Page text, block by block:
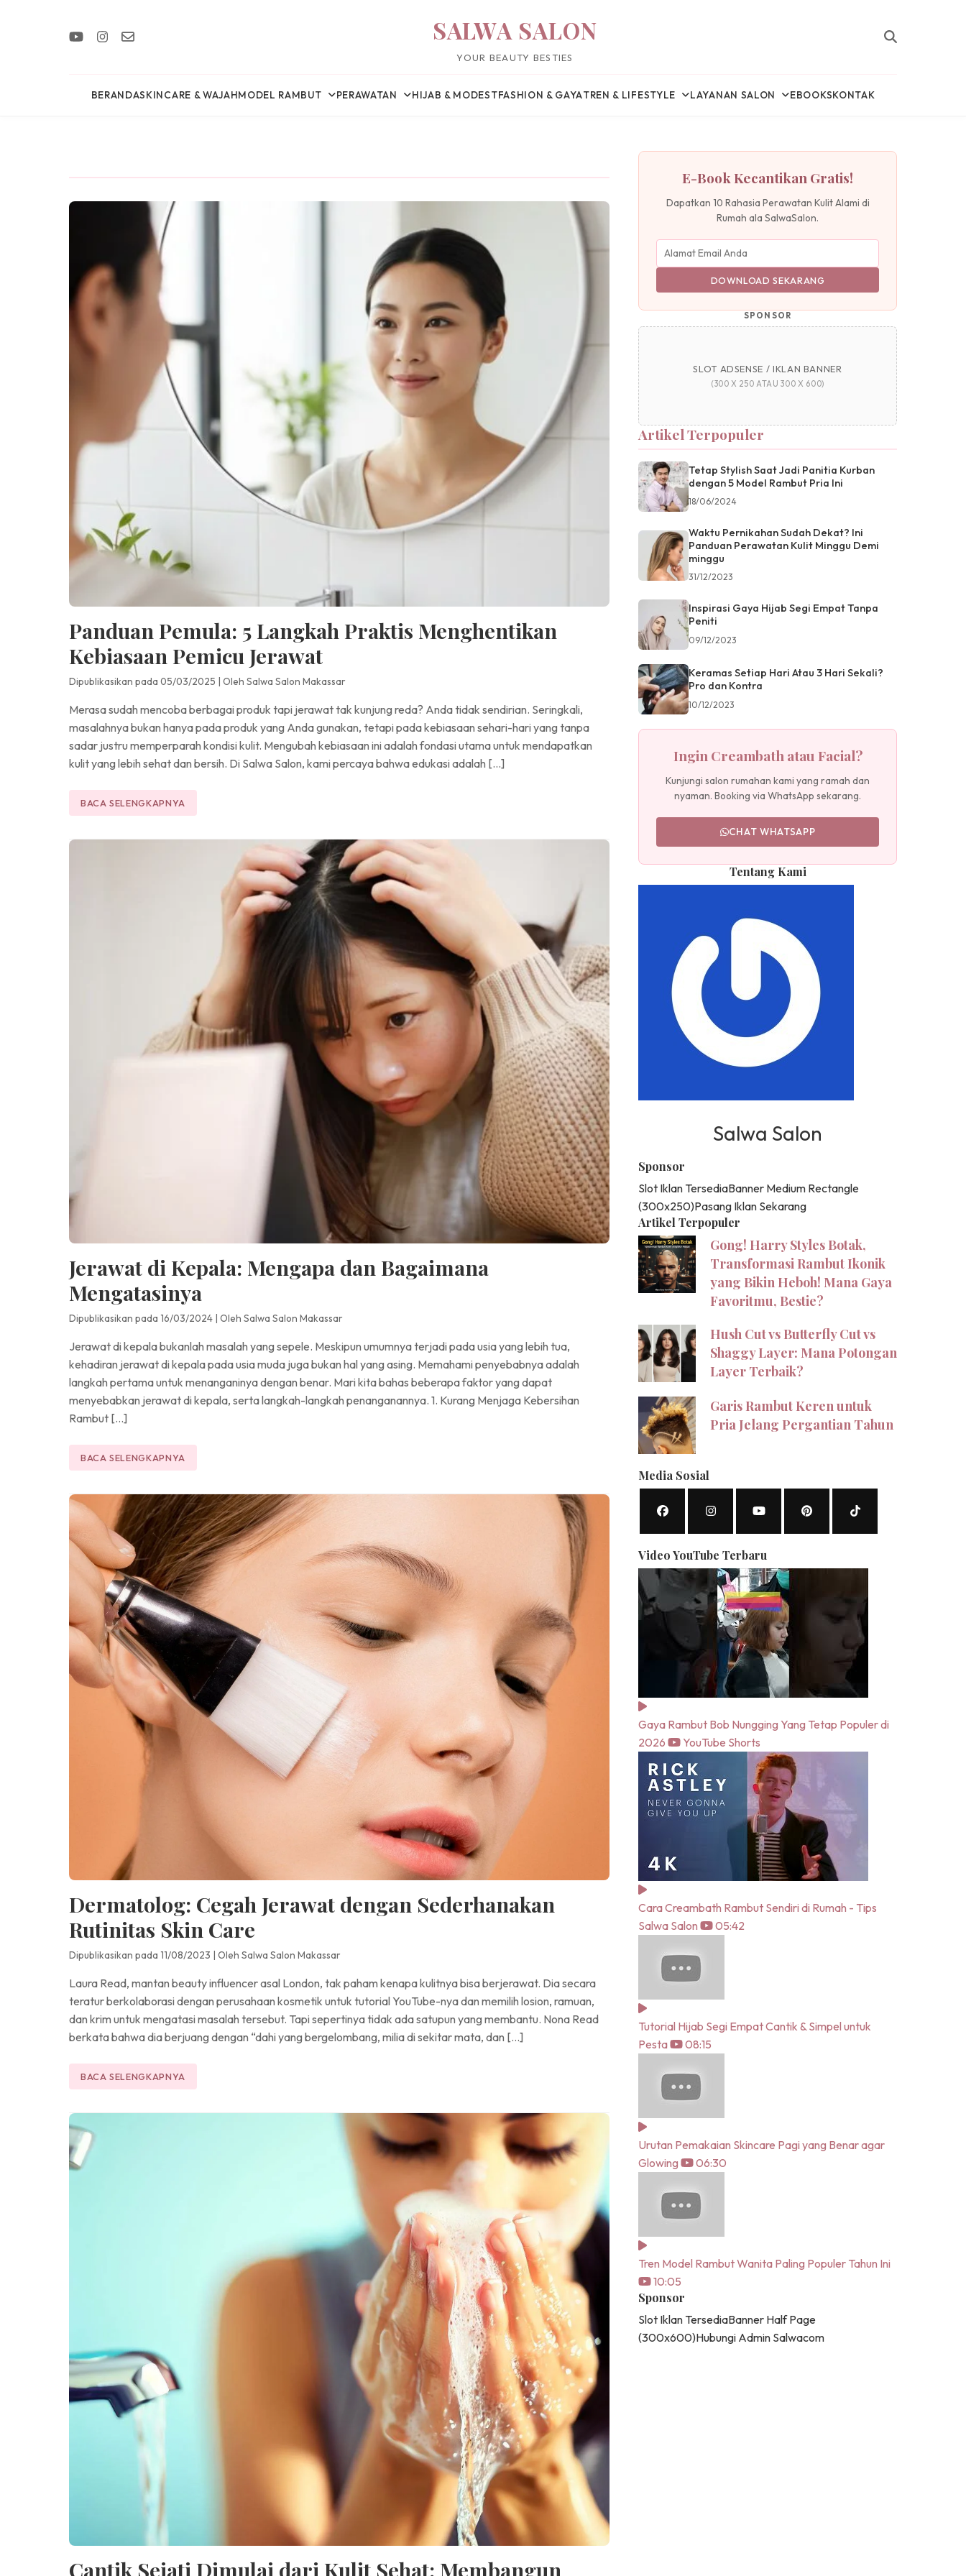
SALWA SALON
YOUR BEAUTY BESTIES
BERANDASKINCARE & WAJAHMODEL RAMBUT PERAWATAN HIJAB & MODESTFASHION & GAYATREN & LIFESTYLE LAYANAN SALON EBOOKSKONTAK
Panduan Pemula: 5 Langkah Praktis Menghentikan
Kebiasaan Pemicu Jerawat
Dipublikasikan pada 05/03/2025 | Oleh Salwa Salon Makassar
Merasa sudah mencoba berbagai produk tapi jerawat tak kunjung reda? Anda tidak sendirian. Seringkali,
masalahnya bukan hanya pada produk yang Anda gunakan, tetapi pada kebiasaan sehari-hari yang tanpa
sadar justru memperparah kondisi kulit. Mengubah kebiasaan ini adalah fondasi utama untuk mendapatkan
kulit yang lebih sehat dan bersih. Di Salwa Salon, kami percaya bahwa edukasi adalah […]
BACA SELENGKAPNYA
Jerawat di Kepala: Mengapa dan Bagaimana
Mengatasinya
Dipublikasikan pada 16/03/2024 Oleh Salwa Salon Makassar
Jerawat di kepala bukanlah masalah yang sepele. Meskipun umumnya terjadi pada usia yang lebih tua,
kehadiran jerawat di kepala pada usia muda juga bukan hal yang asing. Memahami penyebabnya adalah
langkah pertama untuk menanganinya dengan benar. Mari kita bahas beberapa faktor yang dapat
menyebabkan jerawat di kepala, serta langkah-langkah penanganannya. 1. Kurang Menjaga Kebersihan
Rambut […]
BACA SELENGKAPNYA
Dermatolog: Cegah Jerawat dengan Sederhanakan
Rutinitas Skin Care
Dipublikasikan pada 11/08/2023 Oleh Salwa Salon Makassar
Laura Read, mantan beauty influencer asal London, tak paham kenapa kulitnya bisa berjerawat. Dia secara
teratur berkolaborasi dengan perusahaan kosmetik untuk tutorial YouTube-nya dan memilih losion, ramuan,
dan krim untuk mengatasi masalah tersebut. Tapi sepertinya tidak ada satupun yang membantu. Nona Read
berkata bahwa dia berjuang dengan “dahi yang bergelombang, milia di sekitar mata, dan […]
BACA SELENGKAPNYA
Cantik Sejati Dimulai dari Kulit Sehat: Membangun
E-Book Kecantikan Gratis!
Dapatkan 10 Rahasia Perawatan Kulit Alami di
Rumah ala SalwaSalon.
DOWNLOAD SEKARANG
SPONSOR
SLOT ADSENSE / IKLAN BANNER
(300 X 250 ATAU 300 X 600)
Artikel Terpopuler
Tetap Stylish Saat Jadi Panitia Kurban
dengan 5 Model Rambut Pria Ini
18/06/2024
Waktu Pernikahan Sudah Dekat? Ini
Panduan Perawatan Kulit Minggu Demi
minggu
31/12/2023
Inspirasi Gaya Hijab Segi Empat Tanpa
Peniti
09/12/2023
Keramas Setiap Hari Atau 3 Hari Sekali?
Pro dan Kontra
10/12/2023
Ingin Creambath atau Facial?
Kunjungi salon rumahan kami yang ramah dan
nyaman. Booking via WhatsApp sekarang.
CHAT WHATSAPP
Tentang Kami
Salwa Salon
Sponsor
Slot Iklan TersediaBanner Medium Rectangle
(300x250)Pasang Iklan Sekarang
Artikel Terpopuler
Gong! Harry Styles Botak,
Transformasi Rambut Ikonik
yang Bikin Heboh! Mana Gaya
Favoritmu, Bestie?
Hush Cut vs Butterfly Cut vs
Shaggy Layer: Mana Potongan
Layer Terbaik?
Garis Rambut Keren untuk
Pria Jelang Pergantian Tahun
Media Sosial
Video YouTube Terbaru
Gaya Rambut Bob Nungging Yang Tetap Populer di
2026
YouTube Shorts
Cara Creambath Rambut Sendiri di Rumah - Tips
Salwa Salon
05:42
Tutorial Hijab Segi Empat Cantik & Simpel untuk
Pesta
08:15
Urutan Pemakaian Skincare Pagi yang Benar agar
Glowing
06:30
Tren Model Rambut Wanita Paling Populer Tahun Ini
10:05
Sponsor
Slot Iklan TersediaBanner Half Page
(300x600)Hubungi Admin Salwacom